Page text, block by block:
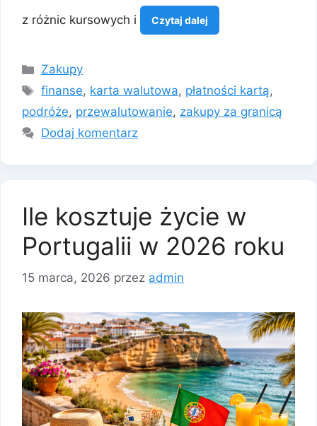
z różnic kursowych i Czytaj dalej
Kategorie
Zakupy
Tagi
finanse, karta walutowa, płatności kartą,
podróże, przewalutowanie, zakupy za granicą
Dodaj komentarz
Ile kosztuje życie w
Portugalii w 2026 roku
15 marca, 2026 przez admin